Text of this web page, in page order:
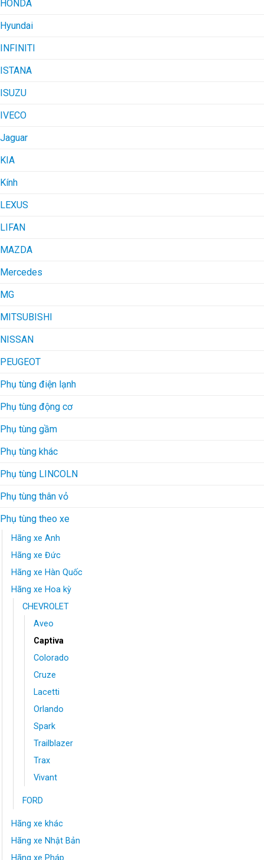
HONDA
Hyundai
INFINITI
ISTANA
ISUZU
IVECO
Jaguar
KIA
Kính
LEXUS
LIFAN
MAZDA
Mercedes
MG
MITSUBISHI
NISSAN
PEUGEOT
Phụ tùng điện lạnh
Phụ tùng động cơ
Phụ tùng gầm
Phụ tùng khác
Phụ tùng LINCOLN
Phụ tùng thân vỏ
Phụ tùng theo xe
Hãng xe Anh
Hãng xe Đức
Hãng xe Hàn Quốc
Hãng xe Hoa kỳ
CHEVROLET
Aveo
Captiva
Colorado
Cruze
Lacetti
Orlando
Spark
Trailblazer
Trax
Vivant
FORD
Hãng xe khác
Hãng xe Nhật Bản